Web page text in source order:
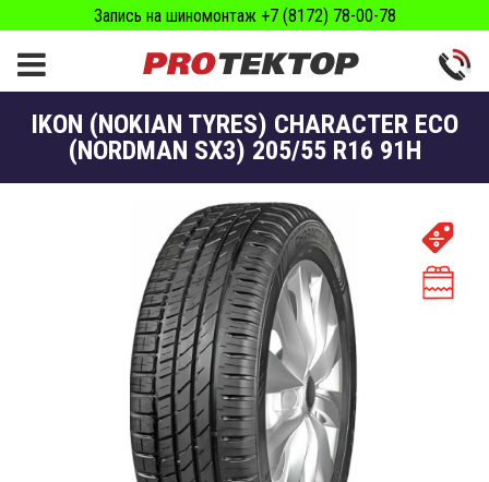
Запись на шиномонтаж +7 (8172) 78-00-78
IKON (NOKIAN TYRES) CHARACTER ECO
(NORDMAN SX3) 205/55 R16 91H